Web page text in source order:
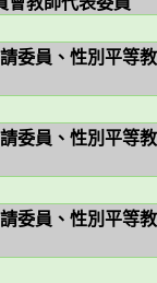
委員、性別平等
委員、性別平等
委員、性別平等